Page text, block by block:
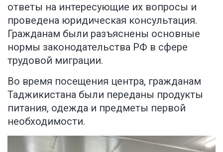
ответы на интересующие их вопросы и
проведена юридическая консультация.
Гражданам были разъяснены основные
нормы законодательства РФ в сфере
трудовой миграции.
Во время посещения центра, гражданам
Таджикистана были переданы продукты
питания, одежда и предметы первой
необходимости.